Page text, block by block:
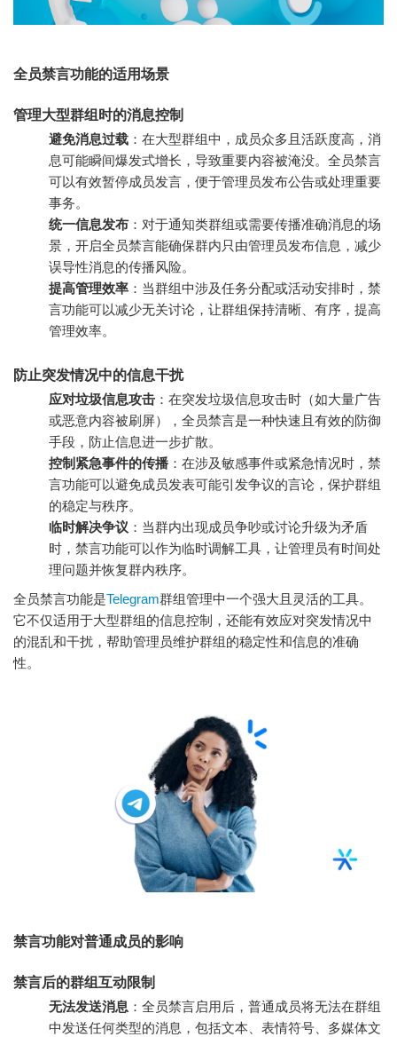
全员禁言功能的适用场景
管理大型群组时的消息控制
避免消息过载 ：在大型群组中，成员众多且活跃度高，消
息可能瞬间爆发式增长，导致重要内容被淹没。全员禁言
可以有效暂停成员发言，便于管理员发布公告或处理重要
事务。
统一信息发布 ：对于通知类群组或需要传播准确消息的场
景，开启全员禁言能确保群内只由管理员发布信息，减少
误导性消息的传播风险。
提高管理效率 ：当群组中涉及任务分配或活动安排时，禁
言功能可以减少无关讨论，让群组保持清晰、有序，提高
管理效率。
防止突发情况中的信息干扰
应对垃圾信息攻击 ：在突发垃圾信息攻击时（如大量广告
或恶意内容被刷屏），全员禁言是一种快速且有效的防御
手段，防止信息进一步扩散。
控制紧急事件的传播 ：在涉及敏感事件或紧急情况时，禁
言功能可以避免成员发表可能引发争议的言论，保护群组
的稳定与秩序。
临时解决争议 ：当群内出现成员争吵或讨论升级为矛盾
时，禁言功能可以作为临时调解工具，让管理员有时间处
理问题并恢复群内秩序。
全员禁言功能是Telegram群组管理中一个强大且灵活的工具。
它不仅适用于大型群组的信息控制，还能有效应对突发情况中
的混乱和干扰，帮助管理员维护群组的稳定性和信息的准确
性。
禁言功能对普通成员的影响
禁言后的群组互动限制
无法发送消息 ：全员禁言启用后，普通成员将无法在群组
中发送任何类型的消息，包括文本、表情符号、多媒体文